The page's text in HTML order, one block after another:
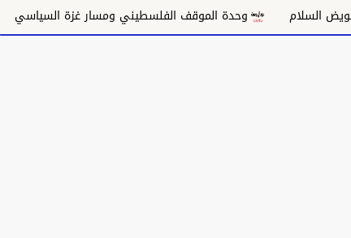
وحدة الموقف الفلسطيني ومسار غزة السياسي مكانة الغناء